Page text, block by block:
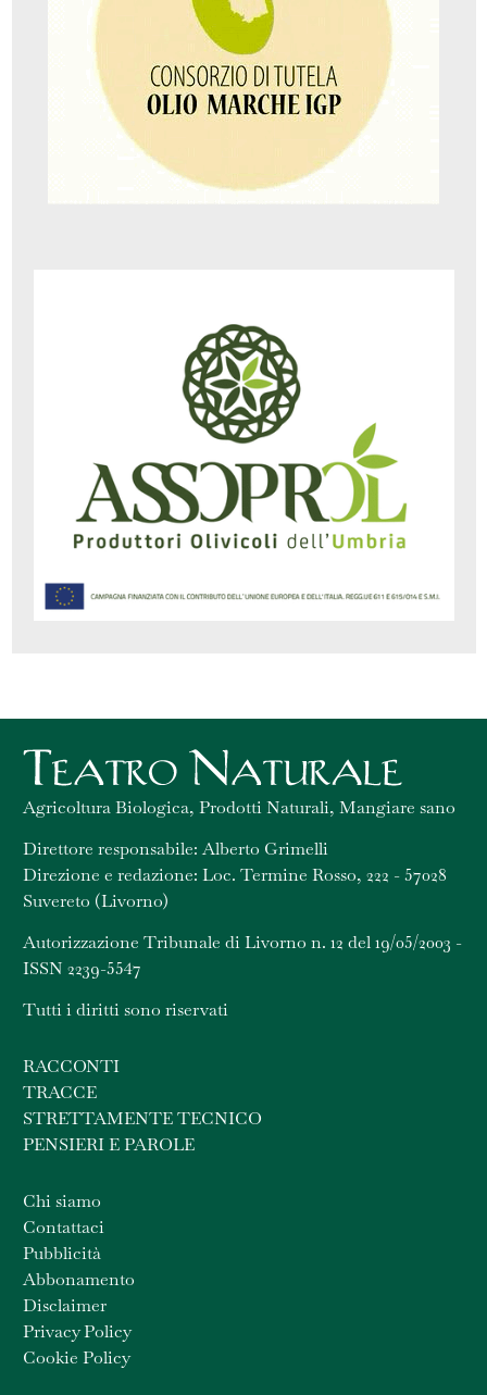
Agricoltura Biologica, Prodotti Naturali, Mangiare sano
Direttore responsabile: Alberto Grimelli
Direzione e redazione: Loc. Termine Rosso, 222 - 57028
Suvereto (Livorno)
Autorizzazione Tribunale di Livorno n. 12 del 19/05/2003 -
ISSN 2239-5547
Tutti i diritti sono riservati
RACCONTI
TRACCE
STRETTAMENTE TECNICO
PENSIERI E PAROLE
Chi siamo
Contattaci
Pubblicità
Abbonamento
Disclaimer
Privacy Policy
Cookie Policy